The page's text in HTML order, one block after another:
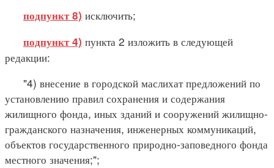
подпункт 8) исключить;
подпункт 4) пункта 2 изложить в следующей
редакции:
"4) внесение в городской маслихат предложений по
установлению правил сохранения и содержания
жилищного фонда, иных зданий и сооружений жилищно-
гражданского назначения, инженерных коммуникаций,
объектов государственного природно-заповедного фонда
местного значения;";